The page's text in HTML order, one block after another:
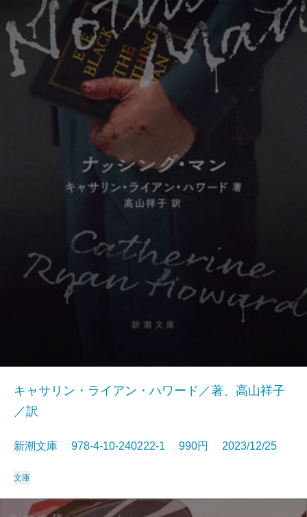
キャサリン・ライアン・ハワード／著、高山祥子
／訳
新潮文庫 978-4-10-240222-1 990円 2023/12/25
文庫